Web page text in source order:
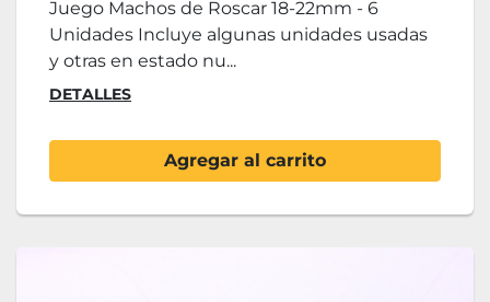
Juego Machos de Roscar 18-22mm - 6
Unidades Incluye algunas unidades usadas
y otras en estado nu...
DETALLES
Agregar al carrito